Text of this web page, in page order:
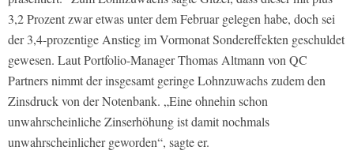
3,2 Prozent zwar etwas unter dem Februar gelegen habe, doch sei
der 3,4-prozentige Anstieg im Vormonat Sondereffekten geschuldet
gewesen. Laut Portfolio-Manager Thomas Altmann von QC
Partners nimmt der insgesamt geringe Lohnzuwachs zudem den
Zinsdruck von der Notenbank. „Eine ohnehin schon
unwahrscheinliche Zinserhöhung ist damit nochmals
unwahrscheinlicher geworden“, sagte er.